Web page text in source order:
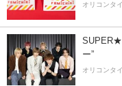
オリコンタ
ー”
オリコンタ